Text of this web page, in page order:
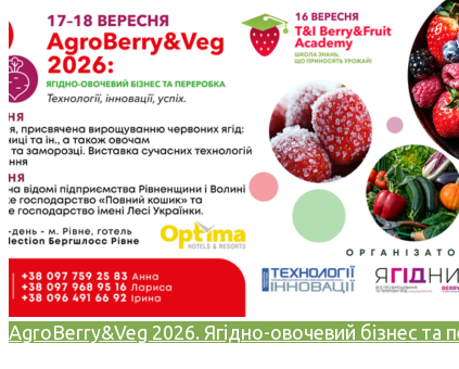
AgroBerry&Veg 2026. Ягідно-овочевий бізнес та